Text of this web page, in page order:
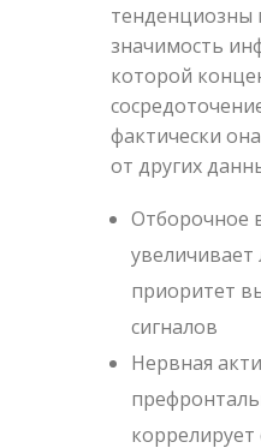
тенденциозны
значимость
которой
фактически
от других
Отборочное
приоритет
сигналов
Нервная